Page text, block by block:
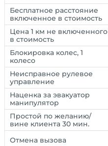
Бесплатное расстояние
включенное в стоимость
Цена 1 км не включенного
в стоимость
Блокировка колес, 1
колесо
Неисправное рулевое
управление
Наценка за эвакуатор
манипулятор
Простой по желанию/
вине клиента 30 мин.
Отмена вызова